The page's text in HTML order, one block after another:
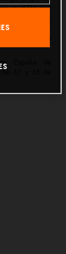
su KTM 450
adquirir
España de